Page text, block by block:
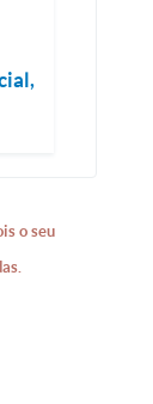
o seu